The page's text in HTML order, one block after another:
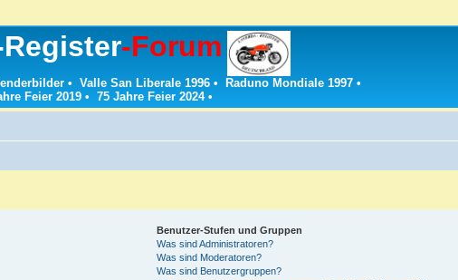
-Forum
• Valle San Liberale 1996 • Raduno Mondiale 1997 •
Feier 2019 • 75 Jahre Feier 2024•
Benutzer-Stufen und Gruppen
Was sind Administratoren?
Was sind Moderatoren?
Was sind Benutzergruppen?